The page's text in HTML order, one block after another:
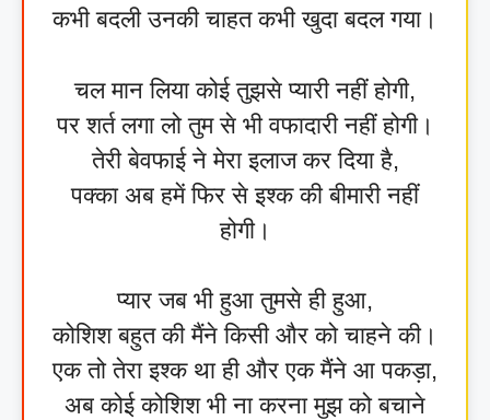
कभी बदली उनकी चाहत कभी खुदा बदल गया।
चल मान लिया कोई तुझसे प्यारी नहीं होगी,
पर शर्त लगा लो तुम से भी वफादारी नहीं होगी।
तेरी बेवफाई ने मेरा इलाज कर दिया है,
पक्का अब हमें फिर से इश्क की बीमारी नहीं
होगी।
प्यार जब भी हुआ तुमसे ही हुआ,
कोशिश बहुत की मैंने किसी और को चाहने की।
एक तो तेरा इश्क था ही और एक मैंने आ पकड़ा,
अब कोई कोशिश भी ना करना मुझ को बचाने